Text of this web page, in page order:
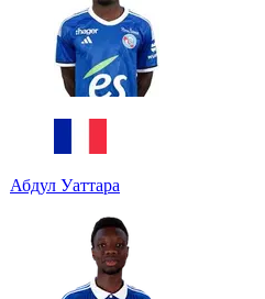
Абдул Уаттара